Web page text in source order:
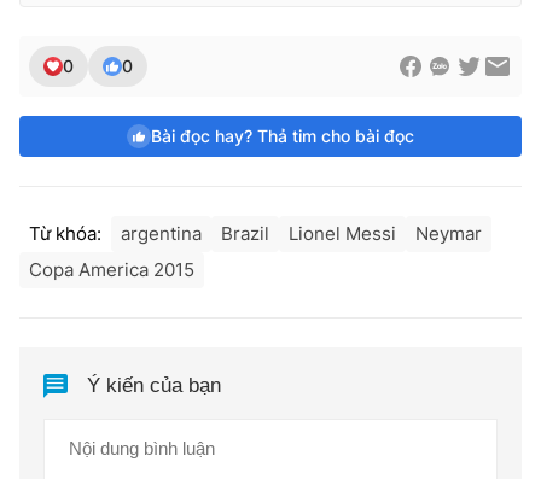
0 0
Bài đọc hay? Thả tim cho bài đọc
Từ khóa: argentina Brazil Lionel Messi
Neymar
Copa America 2015
Ý kiến của bạn